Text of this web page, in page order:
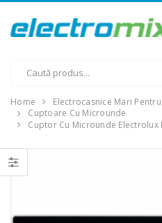
Home Electrocasnice Mari
Cuptoare Cu Microunde
Cuptor Cu Microunde Electrolux